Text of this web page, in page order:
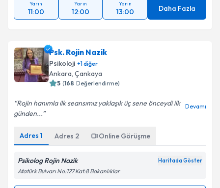
Yarın
11:00
Yarın
12:00
Yarın
13:00 Daha Fazla
Psk. Rojin Nazik
Psikoloji +1diğer
Ankara, Çankaya
5 (168 Değerlendirme)
Rojin hanımla ilk seansımız yaklaşık üç sene önceydi ilk
günden...
Devamı
Adres 1 Adres 2 Online Görüşme
Psikolog Rojin Nazik Haritada Göster
Atatürk Bulvarı No:127 Kat:8 Bakanlıklar